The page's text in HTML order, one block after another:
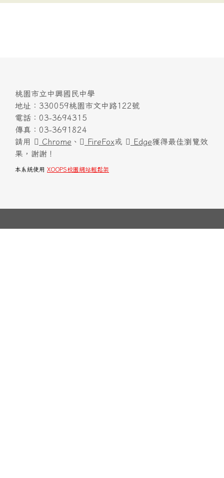
桃園市立中興國民中學
地址：330059桃園市文中路122號
電話：03-3694315
傳真：03-3691824
請用
Chrome 、 FireFox或 Edge獲得最佳瀏覽效
果，謝謝！
本系統使用 XOOPS校園網站輕鬆架